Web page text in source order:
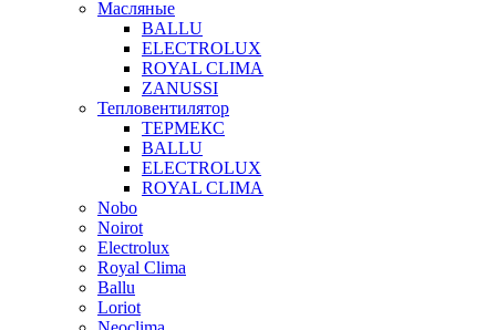
Масляные
BALLU
ELECTROLUX
ROYAL CLIMA
ZANUSSI
Тепловентилятор
ТЕРМЕКС
BALLU
ELECTROLUX
ROYAL CLIMA
Nobo
Noirot
Electrolux
Royal Clima
Ballu
Loriot